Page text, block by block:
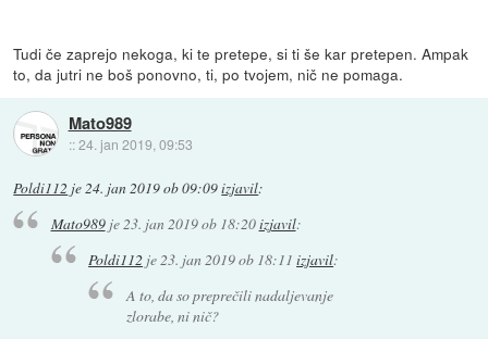
Tudi če zaprejo nekoga, ki te pretepe, si ti še kar pretepen. Ampak
to, da jutri ne boš ponovno, ti, po tvojem, nič ne pomaga.
Mato989
::24. jan 2019, 09:53
Poldi112 je24. jan 2019 ob 09:09izjavil:
Mato989je23. jan 2019 ob 18:20izjavil:
Poldi112 je23. jan 2019 ob 18:11 izjavil:
A to, da so preprečili nadaljevanje
zlorabe, ni nič?